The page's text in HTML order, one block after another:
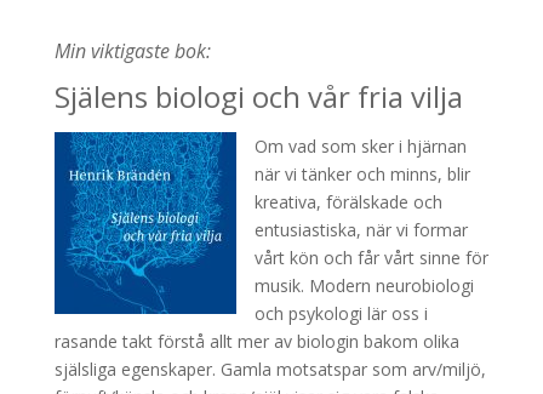
Min viktigaste bok:
Själens biologi och vår fria vilja
Om vad som sker i hjärnan
när vi tänker och minns, blir
kreativa, förälskade och
entusiastiska, när vi formar
vårt kön och får vårt sinne för
musik. Modern neurobiologi
och psykologi lär oss i
rasande takt förstå allt mer av biologin bakom olika
själsliga egenskaper. Gamla motsatspar som arv/miljö,